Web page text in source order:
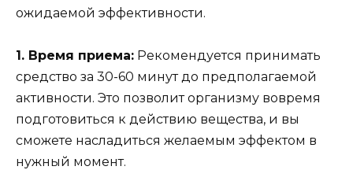
ожидаемой эффективности.
1. Время приема: Рекомендуется принимать
средство за 30-60 минут до предполагаемой
активности. Это позволит организму вовремя
подготовиться к действию вещества, и вы
сможете насладиться желаемым эффектом в
нужный момент.